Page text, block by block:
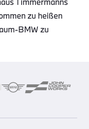
zu heißen
BMW zu